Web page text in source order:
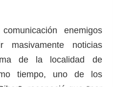
enemigos
masivamente noticias
de la localidad de
tiempo, uno de los